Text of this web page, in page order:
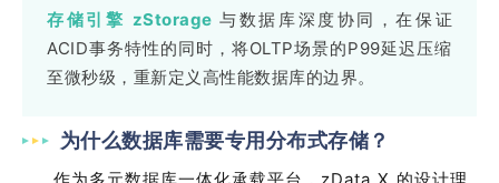
存储引擎 zStorage与数据库深度协同，在保证
ACID事务特性的同时，将OLTP场景的P99延迟压缩
至微秒级，重新定义高性能数据库的边界。
为什么数据库需要专用分布式存储？